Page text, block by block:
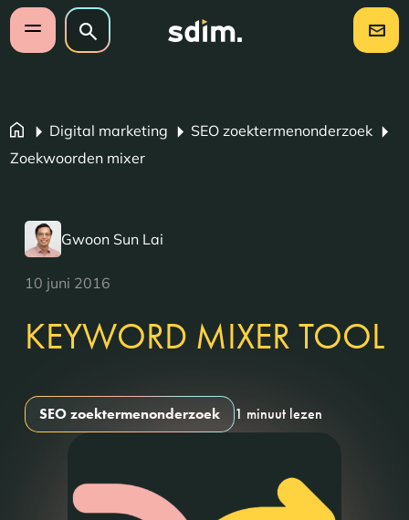
Navigatie overslaan
Open mobiel menu
Zoeken op website
Zoeken
Digital marketing
SEO zoektermenonderzoek
Zoekwoorden mixer
Gwoon Sun Lai
10 juni 2016
KEYWORD MIXER TOOL
SEO zoektermenonderzoek 1 minuut lezen